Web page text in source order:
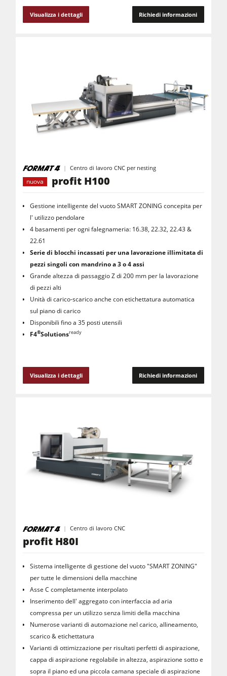
Visualizza i dettagli Richiedi informazioni
Centro di lavoro CNC per nesting
nuova
profit H100
Gestione intelligente del vuoto SMART ZONING concepita per
l' utilizzo pendolare
4 basamenti per ogni falegnameria: 16.38, 22.32, 22.43 &
22.61
Serie di blocchi incassati per una lavorazione illimitata di
pezzi singoli con mandrino a 3 o 4 assi
Grande altezza di passaggio Z di 200 mm per la lavorazione
di pezzi alti
Unità di carico-scarico anche con etichettatura automatica
sul piano di carico
Disponibili fino a 35 posti utensili
F4®Solutionsready
Visualizza i dettagli Richiedi informazioni
Centro di lavoro CNC
profit H80I
Sistema intelligente di gestione del vuoto "SMART ZONING"
per tutte le dimensioni della macchine
Asse C completamente interpolato
Inserimento dell' aggregato con interfaccia ad aria
compressa per un utilizzo senza limiti della macchina
Numerose varianti di automazione nel carico, allineamento,
scarico & etichettatura
Varianti di ottimizzazione per risultati perfetti di aspirazione,
cappa di aspirazione regolabile in altezza, aspirazione sotto e
sopra il piano ed una piccola camana speciale di aspirazione